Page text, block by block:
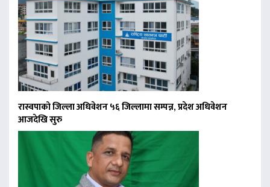
रास्वपाको जिल्ला अधिवेशन ५६ जिल्लामा सम्पन्न, प्रदेश अधिवेशन
आजदेखि सुरु